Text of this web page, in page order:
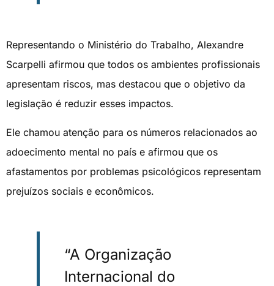
Representando o Ministério do Trabalho, Alexandre
Scarpelli afirmou que todos os ambientes profissionais
apresentam riscos, mas destacou que o objetivo da
legislação é reduzir esses impactos.
Ele chamou atenção para os números relacionados ao
adoecimento mental no país e afirmou que os
afastamentos por problemas psicológicos representam
prejuízos sociais e econômicos.
“A Organização
Internacional do